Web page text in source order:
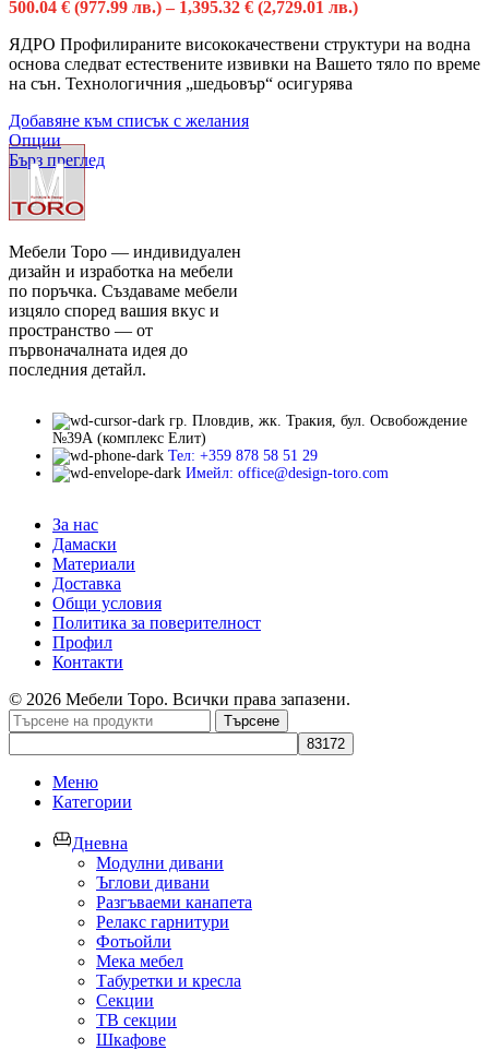
500.04 € (977.99 лв.) – 1,395.32 € (2,729.01 лв.)
ЯДРО Профилираните висококачествени структури на водна
основа следват естествените извивки на Вашето тяло по време
на сън. Технологичния „шедьовър“ осигурява
Добавяне към списък с желания
Опции
Бърз преглед
Мебели Торо — индивидуален
дизайн и изработка на мебели
по поръчка. Създаваме мебели
изцяло според вашия вкус и
пространство — от
първоначалната идея до
последния детайл.
гр. Пловдив, жк. Тракия, бул. Освобождение
№39А (комплекс Елит)
Тел: +359 878 58 51 29
Имейл: office@design-toro.com
За нас
Дамаски
Материали
Доставка
Общи условия
Политика за поверителност
Профил
Контакти
© 2026 Мебели Торо. Всички права запазени.
Търсене
Меню
Категории
Дневна
Модулни дивани
Ъглови дивани
Разгъваеми канапета
Релакс гарнитури
Фотьойли
Мека мебел
Табуретки и кресла
Секции
ТВ секции
Шкафове